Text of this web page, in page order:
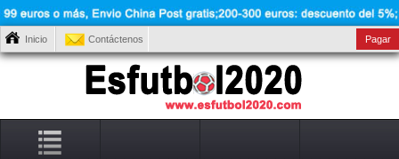
Inicio Contáctenos Pagar